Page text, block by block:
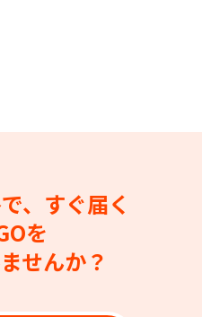
、すぐ届く
を
せんか？